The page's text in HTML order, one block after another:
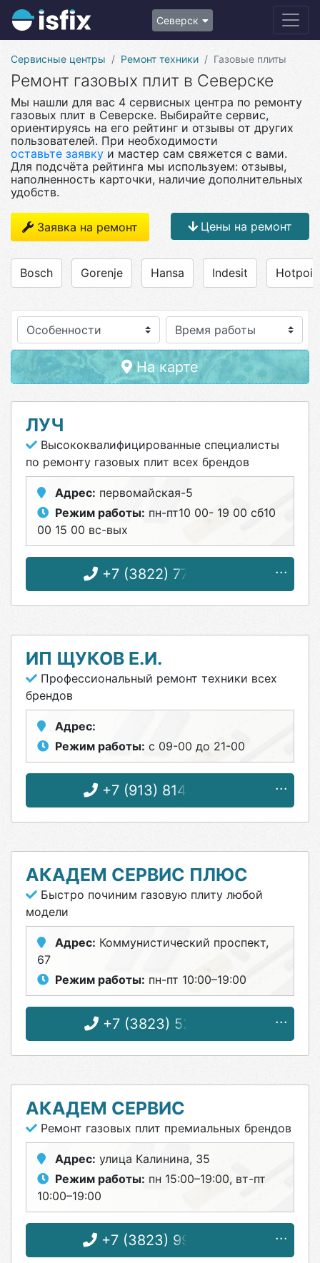
Северск
Сервисные центры Ремонт техники Газовые плиты
Ремонт газовых плит в Северске
Мы нашли для вас 4 сервисных центра по ремонту
газовых плит в Северске. Выбирайте сервис,
ориентируясь на его рейтинг и отзывы от других
пользователей. При необходимости
оставьте заявку и мастер сам свяжется с вами.
Для подсчёта рейтинга мы используем: отзывы,
наполненность карточки, наличие дополнительных
удобств.
Заявка на ремонт Цены на ремонт
Bosch Gorenje Hansa Indesit
Особенности
На карте
ЛУЧ
Высококвалифицированные специалисты
по ремонту газовых плит всех брендов
Адрес: первомайская-5
Режим работы: пн-пт10 00- 19 00 сб10
00 15 00 вс-вых
+7 (3822) 77-49-50
ИП ЩУКОВ Е.И.
Профессиональный ремонт техники всех
брендов
Адрес:
Режим работы: с 09-00 до 21-00
+7 (913) 814-34-43
АКАДЕМ СЕРВИС ПЛЮС
Быстро починим газовую плиту любой
модели
Адрес: Коммунистический проспект,
67
Режим работы: пн-пт 10:00–19:00
+7 (3823) 52-56-16
АКАДЕМ СЕРВИС
Ремонт газовых плит премиальных брендов
Адрес: улица Калинина, 35
Режим работы: пн 15:00–19:00, вт-пт
10:00–19:00
+7 (3823) 99-05-56